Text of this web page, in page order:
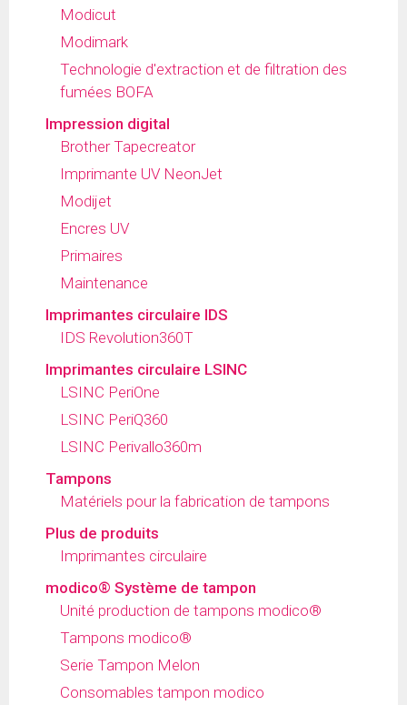
Modicut
Modimark
Technologie d'extraction et de filtration des
fumées BOFA
Impression digital
Brother Tapecreator
Imprimante UV NeonJet
Modijet
Encres UV
Primaires
Maintenance
Imprimantes circulaire IDS
IDS Revolution360T
Imprimantes circulaire LSINC
LSINC PeriOne
LSINC PeriQ360
LSINC Perivallo360m
Tampons
Matériels pour la fabrication de tampons
Plus de produits
Imprimantes circulaire
modico® Système de tampon
Unité production de tampons modico®
Tampons modico®
Serie Tampon Melon
Consomables tampon modico